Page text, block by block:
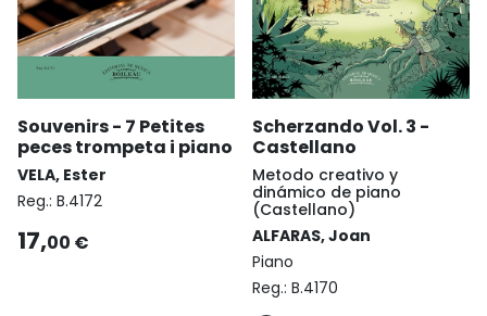
Souvenirs - 7 Petites
peces trompeta i piano
VELA, Ester
Reg.: B.4172
17,00 €
Scherzando Vol. 3 -
Castellano
Metodo creativo y
dinámico de piano
(Castellano)
ALFARAS, Joan
Piano
Reg.: B.4170